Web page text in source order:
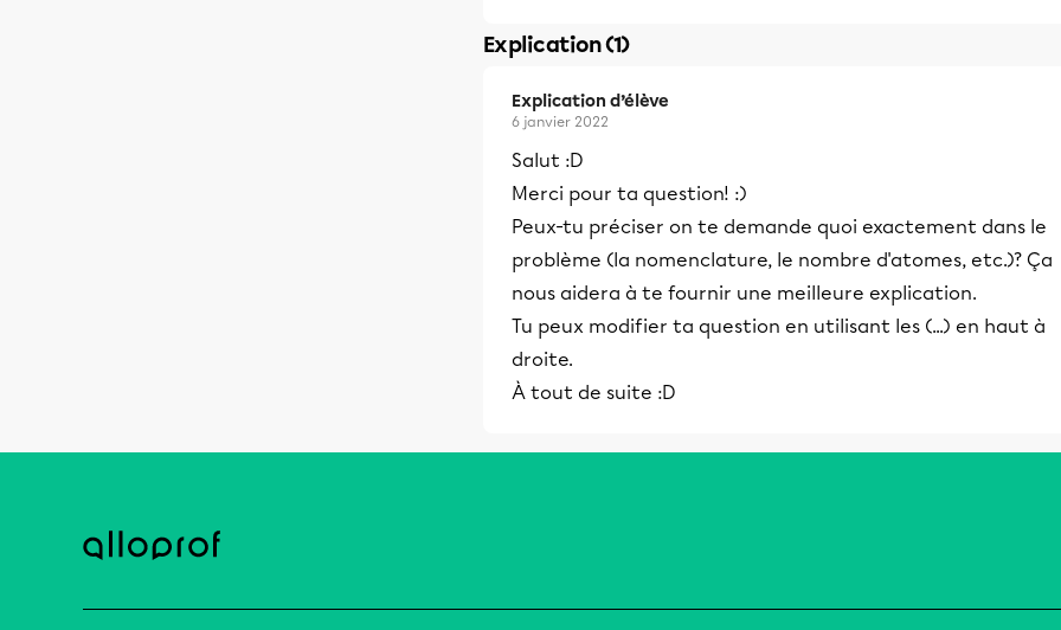
Explication (1)
Explication d’élève
6 janvier 2022
Salut :D
Merci pour ta question! :)
Peux-tu préciser on te demande quoi exactement dans le
problème (la nomenclature, le nombre d'atomes, etc.)? Ça
nous aidera à te fournir une meilleure explication.
Tu peux modifier ta question en utilisant les (...) en haut à
droite.
À tout de suite :D